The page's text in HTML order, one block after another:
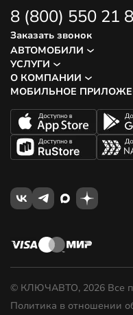
8 (800) 550 21
Заказать звонок
АВТОМОБИЛИ
УСЛУГИ
О КОМПАНИИ
МОБИЛЬНОЕ
© КЛЮЧАВТО, 2026 Все
Политика в отношении